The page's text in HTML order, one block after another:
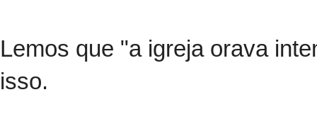
Lemos que "a igreja orava
isso.